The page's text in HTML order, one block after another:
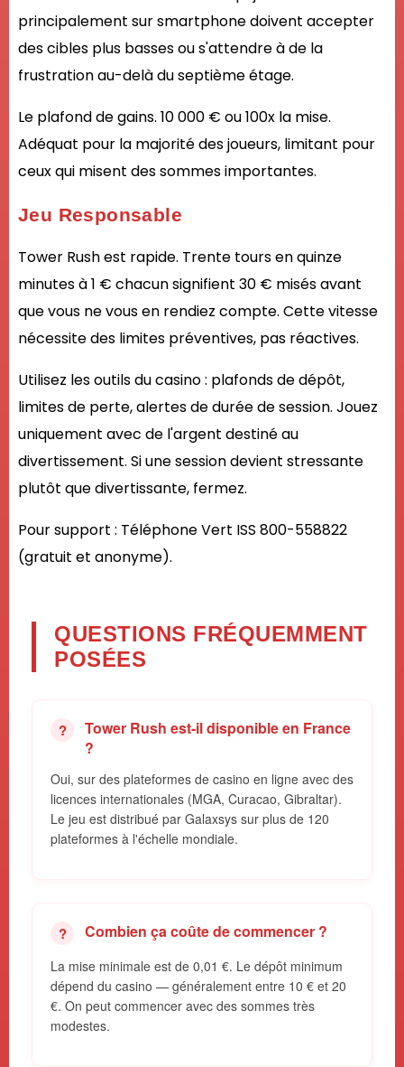
principalement sur smartphone doivent accepter
des cibles plus basses ou s'attendre à de la
frustration au-delà du septième étage.
Le plafond de gains. 10 000 € ou 100x la mise.
Adéquat pour la majorité des joueurs, limitant pour
ceux qui misent des sommes importantes.
Jeu Responsable
Tower Rush est rapide. Trente tours en quinze
minutes à 1 € chacun signifient 30 € misés avant
que vous ne vous en rendiez compte. Cette vitesse
nécessite des limites préventives, pas réactives.
Utilisez les outils du casino : plafonds de dépôt,
limites de perte, alertes de durée de session. Jouez
uniquement avec de l'argent destiné au
divertissement. Si une session devient stressante
plutôt que divertissante, fermez.
Pour support : Téléphone Vert ISS 800-558822
(gratuit et anonyme).
QUESTIONS FRÉQUEMMENT
POSÉES
Tower Rush est-il disponible en France
?
Oui, sur des plateformes de casino en ligne avec des
licences internationales (MGA, Curacao, Gibraltar).
Le jeu est distribué par Galaxsys sur plus de 120
plateformes à l'échelle mondiale.
Combien ça coûte de commencer ?
La mise minimale est de 0,01 €. Le dépôt minimum
dépend du casino — généralement entre 10 € et 20
€. On peut commencer avec des sommes très
modestes.